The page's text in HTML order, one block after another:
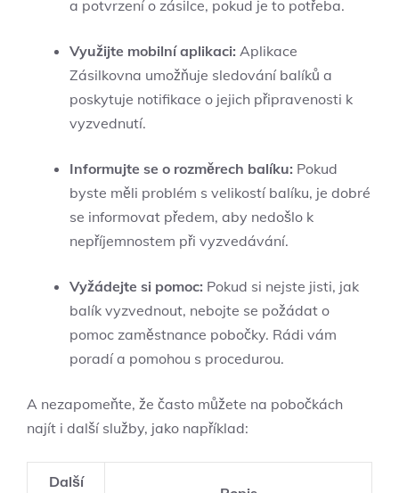
a potvrzení o zásilce, pokud je to potřeba.
Využijte mobilní aplikaci: Aplikace
Zásilkovna umožňuje sledování balíků a
poskytuje notifikace o jejich připravenosti k
vyzvednutí.
Informujte se o rozměrech balíku: Pokud
byste měli problém s velikostí balíku, je dobré
se informovat předem, aby nedošlo k
nepříjemnostem při vyzvedávání.
Vyžádejte si pomoc: Pokud si nejste jisti, jak
balík vyzvednout, nebojte se požádat o
pomoc zaměstnance pobočky. Rádi vám
poradí a pomohou s procedurou.
A nezapomeňte, že často můžete na pobočkách
najít i další služby, jako například:
Další